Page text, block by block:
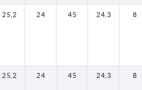
25,2 24 45 24,3 8
25,2 24 45 24,3 8